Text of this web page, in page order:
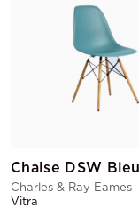
Charles & Ray Eames
Vitra